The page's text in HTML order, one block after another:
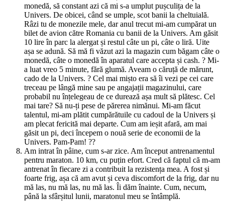
monedă, să constant azi că mi s-a umplut pușculița de la
Univers. De obicei, când se umple, scot banii la cheltuială.
Râzi tu de monezile mele, dar anul trecut mi-am cumpărat un
bilet de avion către Romania cu banii de la Univers. Am găsit
10 lire în parc la alergat și restul câte un pi, câte o liră. Uite
așa se adună. Să mă fi văzut azi la magazin cum băgam câte o
monedă, câte o monedă în aparatul care accepta și cash. ? Mi-
a luat vreo 5 minute, fără glumă. Aveam o căruță de mărunt,
cado de la Univers. ? Cel mai mișto era să îi vezi pe cei care
treceau pe lângă mine sau pe angajații magazinului, care
probabil nu înțelegeau de ce durează așa mult să plătesc. Cel
mai tare? Să nu-ți pese de părerea nimănui. Mi-am făcut
talentul, mi-am plătit cumpărătuile cu cadoul de la Univers și
am plecat fericită mai departe. Cum am ieșit afară, am mai
găsit un pi, deci începem o nouă serie de economii de la
Univers. Pam-Pam! ??
Am intrat în pâine, cum s-ar zice. Am început antrenamentul
pentru maraton. 10 km, cu puțin efort. Cred că faptul că m-am
antrenat în fiecare zi a contribuit la rezistența mea. A fost și
foarte frig, așa că am avut și ceva discomfort de la frig, dar nu
mă las, nu mă las, nu mă las. Îi dăm înainte. Cum, necum,
până la sfârșitul lunii, maratonul meu se întâmplă.